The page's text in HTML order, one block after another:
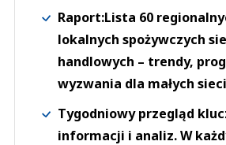
Raport:Lista 60
lokalnych spożywczych
handlowych – trendy,
wyzwania dla małych sieci
Tygodniowy przegląd
informacji i analiz. W